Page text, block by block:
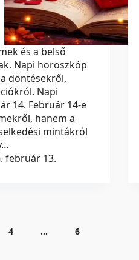
és a belső
Napi horoszkóp
döntésekről,
Napi
14. Február 14-e
hanem a
mintákról
február 13.
4 … 6